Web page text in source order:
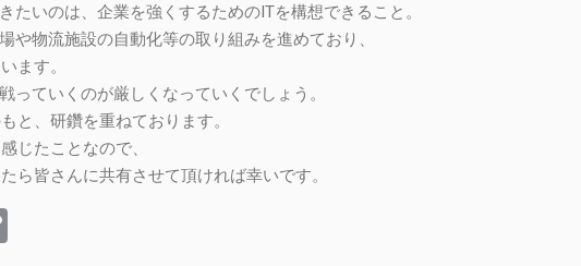
たいのは、企業を強くするためのITを構想できること。
や物流施設の自動化等の取り組みを進めており、
ます。
っていくのが厳しくなっていくでしょう。
と、研鑽を重ねております。
じたことなので、
ら皆さんに共有させて頂ければ幸いです。